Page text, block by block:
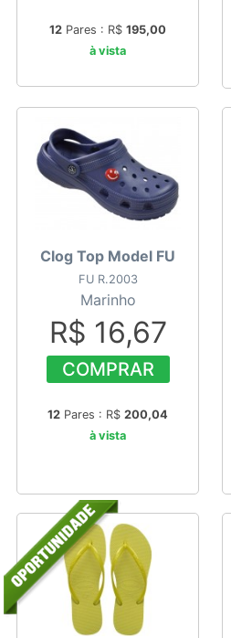
12 Pares : R$ 195,00
à vista
Clog Top Model FU
FU R.2003
Marinho
R$ 16,67
COMPRAR
12 Pares : R$ 200,04
à vista